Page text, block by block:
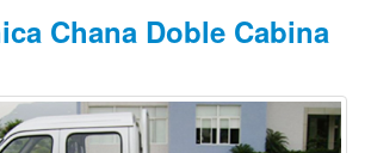
Chana Doble Cabina